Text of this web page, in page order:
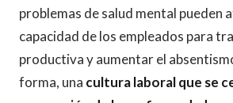
problemas de salud mental pueden
capacidad de los empleados para
productiva y aumentar el
forma, una cultura laboral que se